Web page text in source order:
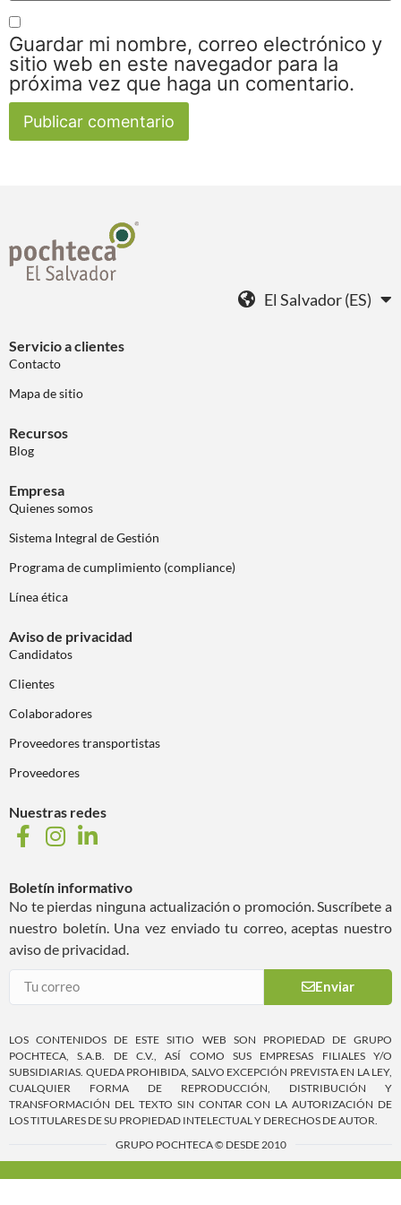
Guardar mi nombre, correo electrónico y
sitio web en este navegador para la
próxima vez que haga un comentario.
El Salvador (ES)
Servicio a clientes
Contacto
Mapa de sitio
Recursos
Blog
Empresa
Quienes somos
Sistema Integral de Gestión
Programa de cumplimiento (compliance)
Línea ética
Aviso de privacidad
Candidatos
Clientes
Colaboradores
Proveedores transportistas
Proveedores
Nuestras redes
Boletín informativo
No te pierdas ninguna actualización o promoción. Suscríbete a
nuestro boletín. Una vez enviado tu correo, aceptas nuestro
aviso de privacidad.
Enviar
LOS CONTENIDOS DE ESTE SITIO WEB SON PROPIEDAD DE GRUPO
POCHTECA, S.A.B. DE C.V., ASÍ COMO SUS EMPRESAS FILIALES Y/O
SUBSIDIARIAS. QUEDA PROHIBIDA, SALVO EXCEPCIÓN PREVISTA EN LA LEY,
CUALQUIER FORMA DE REPRODUCCIÓN, DISTRIBUCIÓN Y
TRANSFORMACIÓN DEL TEXTO SIN CONTAR CON LA AUTORIZACIÓN DE
LOS TITULARES DE SU PROPIEDAD INTELECTUAL Y DERECHOS DE AUTOR.
GRUPO POCHTECA © DESDE 2010